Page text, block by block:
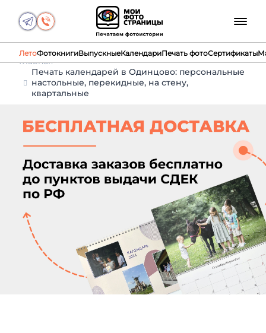
ЛетоФотокнигиВыпускныеКалендариПечать фотоСертификаты
Главная
Печать календарей в Одинцово: персональные
настольные, перекидные, на стену,
квартальные